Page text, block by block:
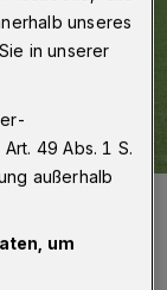
Wioletta
den
Vereins, Thomas
unseres
in unserer
49 Abs. 1 S.
außerhalb
um